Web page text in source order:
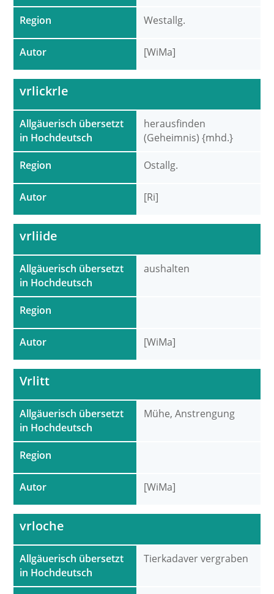
Region
Autor
Westallg.
[WiMa]
Allgäuerisch übersetzt
in Hochdeutsch
Region
Autor
vrlickrle
herausfinden
(Geheimnis) {mhd.}
Ostallg.
[Ri]
Allgäuerisch übersetzt
in Hochdeutsch
Region
Autor
vrliide
aushalten
[WiMa]
Allgäuerisch übersetzt
in Hochdeutsch
Region
Autor
Vrlitt
Mühe, Anstrengung
[WiMa]
Allgäuerisch übersetzt
in Hochdeutsch
vrloche
Tierkadaver vergraben